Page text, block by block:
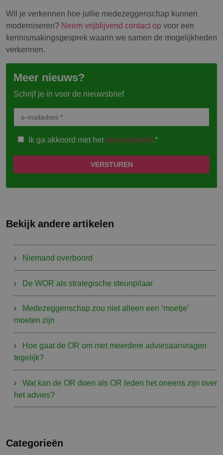
Wil je verkennen hoe jullie medezeggenschap kunnen
moderniseren? Neem vrijblijvend contact op voor een
kennismakingsgesprek waarin we samen de mogelijkheden
verkennen.
Meer nieuws?
Schrijf je in voor de nieuwsbrief
Ik ga akkoord met hetprivacybeleid.*
Bekijk andere artikelen
Niemand overboord
De WOR als strategische steunpilaar
Medezeggenschap zou niet alleen een ‘moetje’
moeten zijn
Hoe gaat de OR om met meerdere adviesaanvragen
tegelijk?
Wat kan de OR doen als OR leden het oneens zijn over
het advies?
Categorieën